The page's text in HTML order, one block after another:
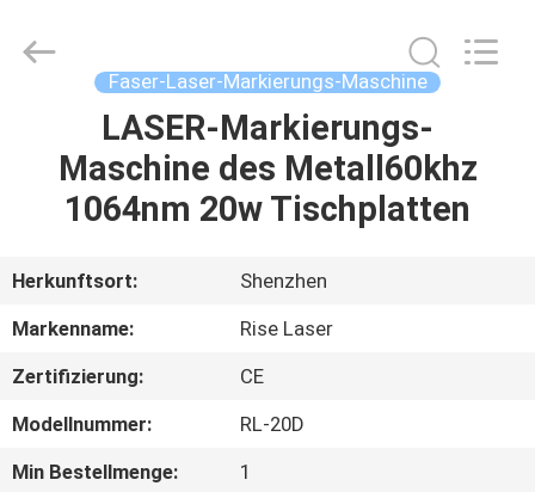
PRODUKTE
VR-
SHOW
ÜBER
UNS
Faser-Laser-Markierungs-Maschine
LASER-Markierungs-
Maschine des Metall60khz
1064nm 20w Tischplatten
Herkunftsort:
Shenzhen
Markenname:
Rise Laser
Zertifizierung:
CE
Modellnummer:
RL-20D
Min Bestellmenge:
1